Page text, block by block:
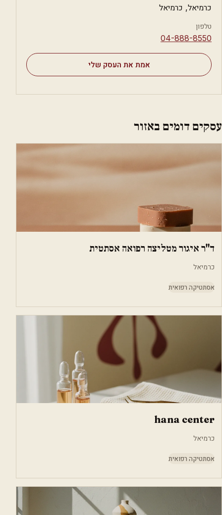
כרמיאל, כרמיאל
טלפון
⁦04-888-8550⁩
אמת את העסק שלי
עסקים דומים באזור
ד"ר איגור מטליצה רפואה אסתטית
כרמיאל
אסתטיקה רפואית
hana center
כרמיאל
אסתטיקה רפואית